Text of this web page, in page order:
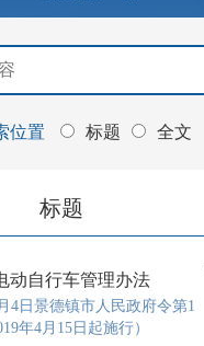
位置 标题 全文
标题
动自行车管理办法
4日景德镇市人民政府令第1
年4月15日起施行）